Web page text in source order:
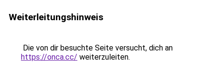
Weiterleitungshinweis
Die von dir besuchte Seite versucht, dich an
https://onca.cc/ weiterzuleiten.